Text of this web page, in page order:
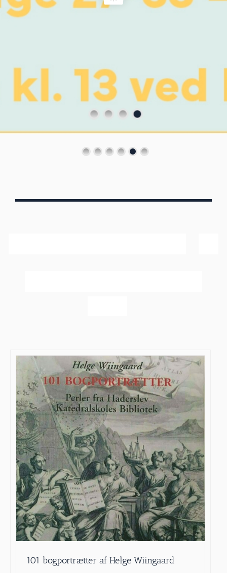
101 bogportrætter af Helge Wiingaard